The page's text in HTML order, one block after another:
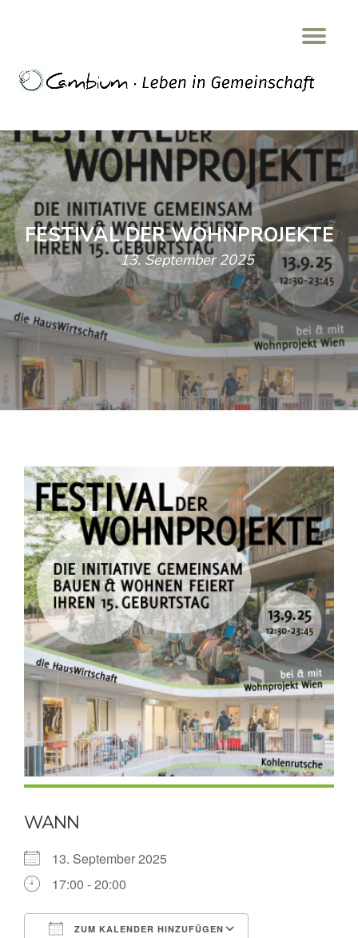
content
FESTIVAL DER WOHNPROJEKTE
13. September 2025
WANN
13. September 2025
17:00 - 20:00
ZUM KALENDER HINZUFÜGEN